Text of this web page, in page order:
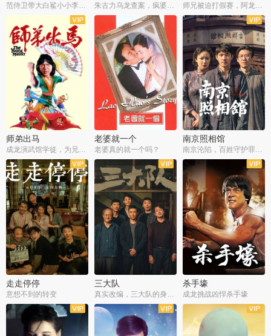
范侍卫带大白鲨小小李破案寻妃 朱古力乌龙查案，疯婆子神助攻 师兄被迫打假赛，阿龙追查斗黑帮
师弟出马
成龙演武馆学徒，为兄搏命战黑道
老婆就一个
老婆真的就一个吗？
南京照相馆
南京沦陷，百姓守护罪证底片
走走停停
意想不到的转变
三大队 杀手壕
成龙挑战凶悍杀手壕